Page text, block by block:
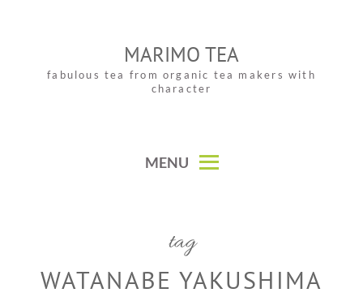
MARIMO TEA
fabulous tea from organic tea makers with
character
MENU
tag
WATANABE YAKUSHIMA